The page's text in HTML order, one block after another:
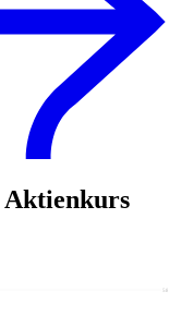
Aktienkurs
583